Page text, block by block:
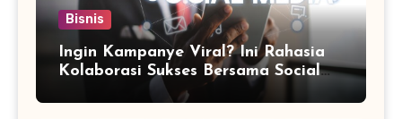
Bisnis
Ingin Kampanye Viral? Ini Rahasia
Kolaborasi Sukses Bersama Social
Media Marketing Agency